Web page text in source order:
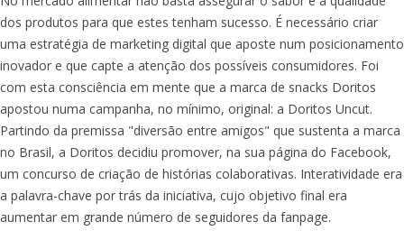
dos produtos para que estes tenham sucesso. É necessário criar
uma estratégia de marketing digital que aposte num posicionamento
inovador e que capte a atenção dos possíveis consumidores. Foi
com esta consciência em mente que a marca de snacks Doritos
apostou numa campanha, no mínimo, original: a Doritos Uncut.
Partindo da premissa "diversão entre amigos" que sustenta a marca
no Brasil, a Doritos decidiu promover, na sua página do Facebook,
um concurso de criação de histórias colaborativas. Interatividade era
a palavra-chave por trás da iniciativa, cujo objetivo final era
aumentar em grande número de seguidores da fanpage.